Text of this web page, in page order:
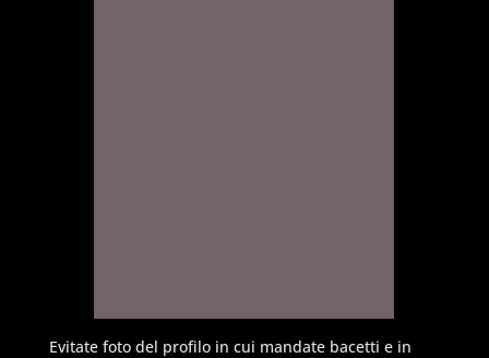
Evitate foto del profilo in cui mandate bacetti e in